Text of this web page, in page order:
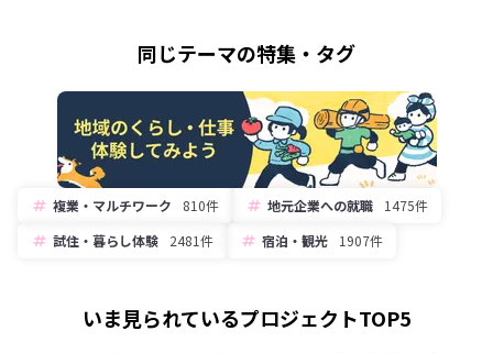
同じテーマの特集・タグ
複業・マルチワーク 810件 地元企業への就職
1475件
試住・暮らし体験
2481件 宿泊・観光 1907件
いま見られているプロジェクトTOP5